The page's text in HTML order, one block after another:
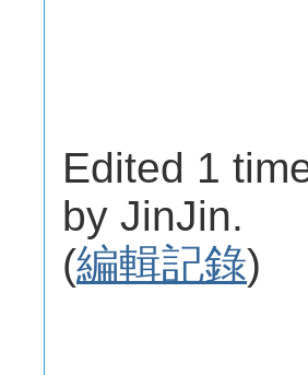
Edited 1
by JinJin.
(編輯記錄)